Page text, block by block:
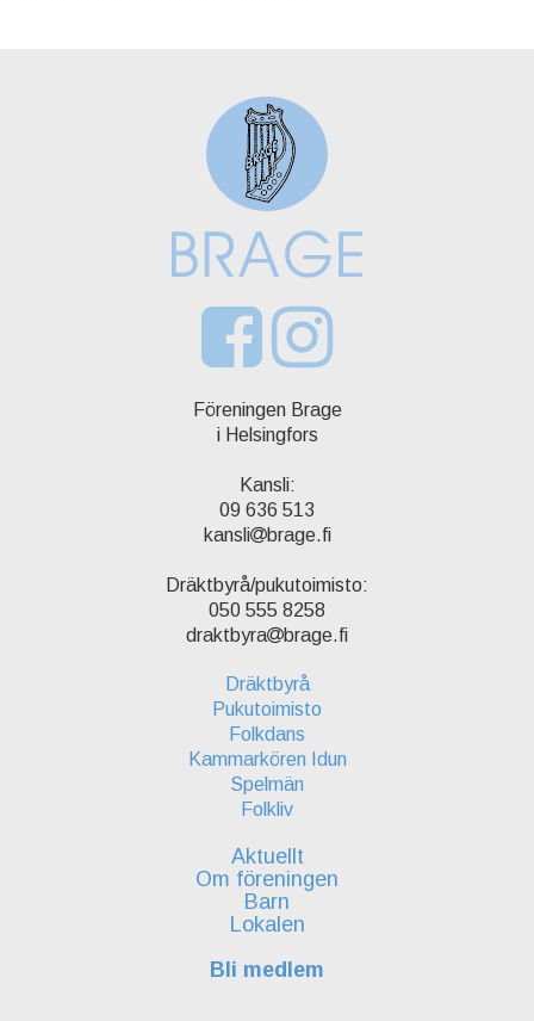
Föreningen Brage
i Helsingfors
Kansli:
09 636 513
kansli
brage.fi
Dräktbyrå/pukutoimisto:
050 555 8258
draktbyra
brage.fi
Dräktbyrå
Pukutoimisto
Folkdans
Kammarkören Idun
Spelmän
Folkliv
Aktuellt
Om föreningen
Barn
Lokalen
Bli medlem